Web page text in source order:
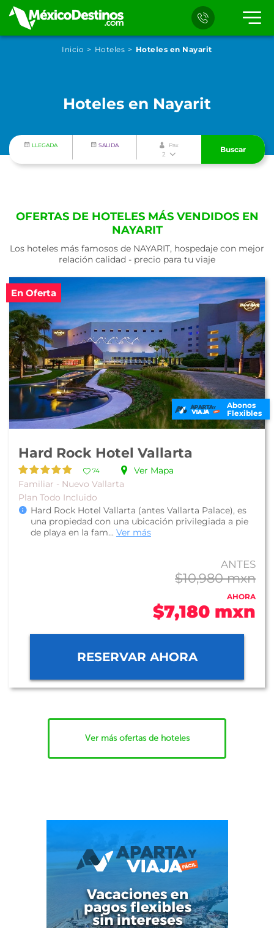
Inicio Hoteles Hoteles en Nayarit
Hoteles en Nayarit
LLEGADA SALIDA Pax
2
Buscar
OFERTAS DE HOTELES MÁS VENDIDOS EN
NAYARIT
Los hoteles más famosos de NAYARIT, hospedaje con mejor
relación calidad - precio para tu viaje
En Oferta
Abonos
Flexibles
Hard Rock Hotel Vallarta
74
Ver Mapa
Familiar - Nuevo Vallarta
Plan Todo Incluido
Hard Rock Hotel Vallarta (antes Vallarta Palace), es
una propiedad con una ubicación privilegiada a pie
de playa en la fam... Ver más
ANTES
$10,980 mxn
AHORA
$7,180 mxn
RESERVAR AHORA
Ver más ofertas de hoteles